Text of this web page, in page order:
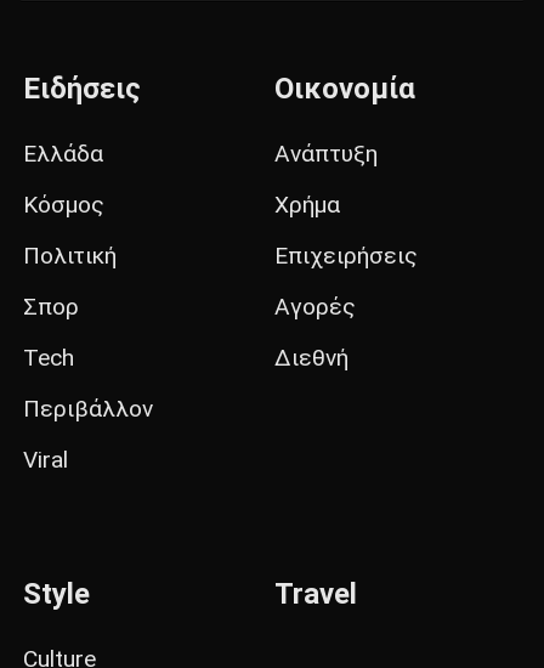
Ειδήσεις
Ελλάδα
Κόσμος
Πολιτική
Σπορ
Tech
Περιβάλλον
Viral
Οικονομία
Ανάπτυξη
Χρήμα
Επιχειρήσεις
Αγορές
Διεθνή
Style
Culture
Travel